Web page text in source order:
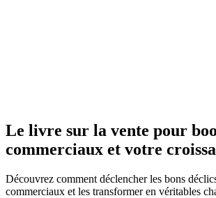
Le livre sur la vente pour
commerciaux et votre
Découvrez comment déclencher les bons
commerciaux et les transformer en véritables